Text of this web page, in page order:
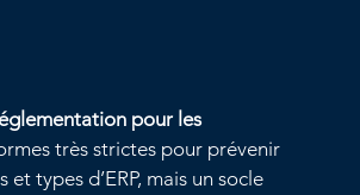
pour les
très strictes pour prévenir
types d’ERP, mais un socle